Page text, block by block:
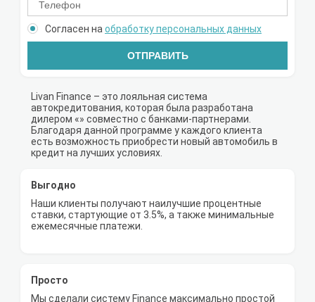
Согласен на обработку персональных данных
ОТПРАВИТЬ
Livan Finance – это лояльная система
автокредитования, которая была разработана
дилером «» совместно с банками-партнерами.
Благодаря данной программе у каждого клиента
есть возможность приобрести новый автомобиль в
кредит на лучших условиях.
Выгодно
Наши клиенты получают наилучшие процентные
ставки, стартующие от 3.5%, а также минимальные
ежемесячные платежи.
Просто
Мы сделали систему Finance максимально простой